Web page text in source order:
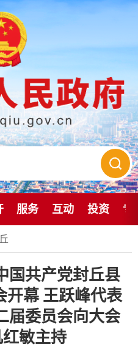
服务 互动 投资 专
国共产党封丘县
开幕 王跃峰代表
届委员会向大会
敏主持